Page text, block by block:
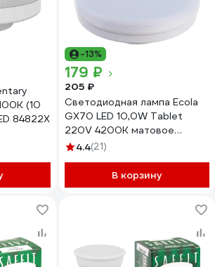
(10
84822X
-13%
179 ₽
205 ₽
Светодиодная лампа Ecola
GX70 LED 10,0W Tablet
220V 4200K матовое
стекло 111x42 T7MV10ELC
4.4(21)
В корзину